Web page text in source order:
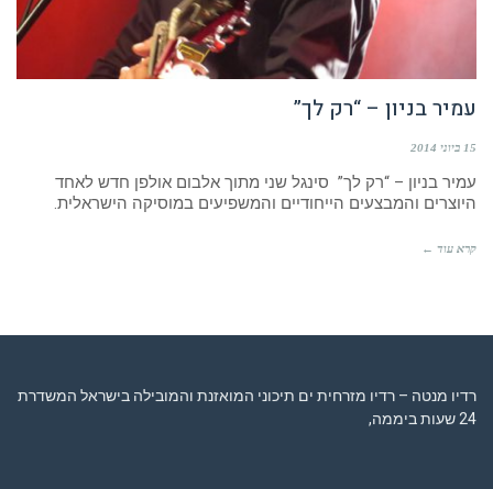
עמיר בניון – “רק לך”
15 ביוני 2014
עמיר בניון – “רק לך” סינגל שני מתוך אלבום אולפן חדש לאחד
היוצרים והמבצעים הייחודיים והמשפיעים במוסיקה הישראלית.
קרא עוד ←
רדיו מנטה – רדיו מזרחית ים תיכוני המואזנת והמובילה בישראל המשדרת
24 שעות ביממה,